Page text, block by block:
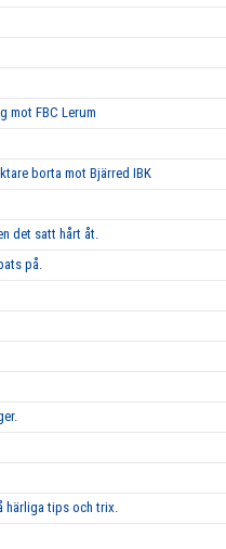
mot FBC Lerum
borta mot Bjärred IBK
det satt hårt åt.
på.
härliga tips och trix.